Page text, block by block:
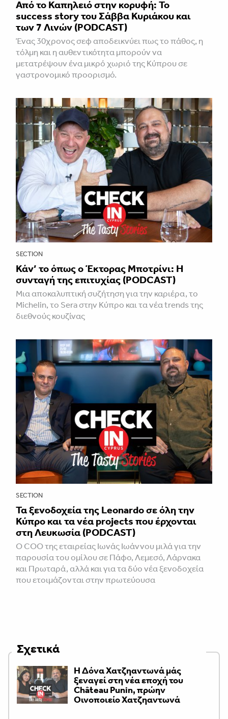
Από το Καπηλειό στην κορυφή: Το
success story του Σάββα Κυριάκου και
των 7 Λινών (PODCAST)
Ένας 30χρονος σεφ αποδεικνύει πως το πάθος, η
τόλμη και η αυθεντικότητα μπορούν να
μετατρέψουν ένα μικρό χωριό της Κύπρου σε
γαστρονομικό προορισμό.
SECTION
Κάν’ το όπως ο Έκτορας Μποτρίνι: Η
συνταγή της επιτυχίας (PODCAST)
Μια αποκαλυπτική συζήτηση για την καριέρα, το
Michelin, το Sera στην Κύπρο και τα νέα trends της
διεθνούς κουζίνας
SECTION
Τα ξενοδοχεία της Leonardo σε όλη την
Κύπρο και τα νέα projects που έρχονται
στη Λευκωσία (PODCAST)
Ο COO της εταιρείας Ιωνάς Ιωάννου μιλά για την
παρουσία του ομίλου σε Πάφο, Λεμεσό, Λάρνακα
και Πρωταρά, αλλά και για τα δύο νέα ξενοδοχεία
που ετοιμάζονται στην πρωτεύουσα
Σχετικά
Η Δόνα Χατζηαντωνά μάς
ξεναγεί στη νέα εποχή του
Château Punin, πρώην
Οινοποιείο Χατζηαντωνά